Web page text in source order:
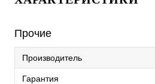
Прочие
Производитель
Гарантия